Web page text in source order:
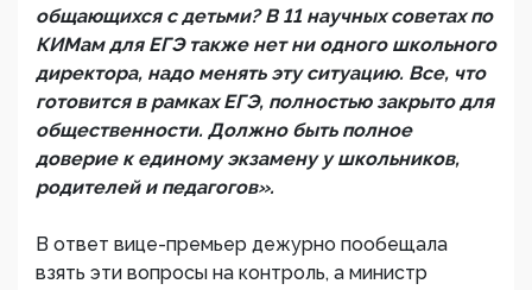
общающихся с детьми? В 11 научных советах по
КИМам для ЕГЭ также нет ни одного школьного
директора, надо менять эту ситуацию. Все, что
готовится в рамках ЕГЭ, полностью закрыто для
общественности. Должно быть полное
доверие к единому экзамену у школьников,
родителей и педагогов».
В ответ вице-премьер дежурно пообещала
взять эти вопросы на контроль, а министр